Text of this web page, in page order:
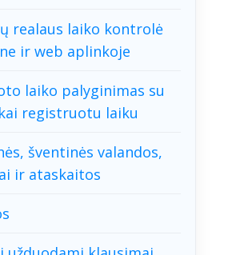
realaus laiko kontrolė
ir web aplinkoje
laiko palyginimas su
registruotu laiku
šventinės valandos,
ir ataskaitos